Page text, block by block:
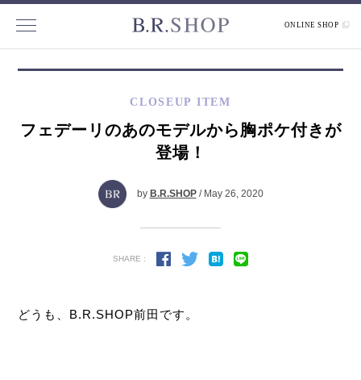
ONLINE SHOP
CLOSEUP ITEM
フェデーリのあのモデルから胸ポケ付きが
登場！
by B.R.SHOP/ May 26, 2020
SHARE :
どうも、B.R.SHOP前田です。